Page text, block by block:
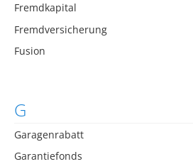
Fremdkapital
Fremdversicherung
Fusion
G
Garagenrabatt
Garantiefonds